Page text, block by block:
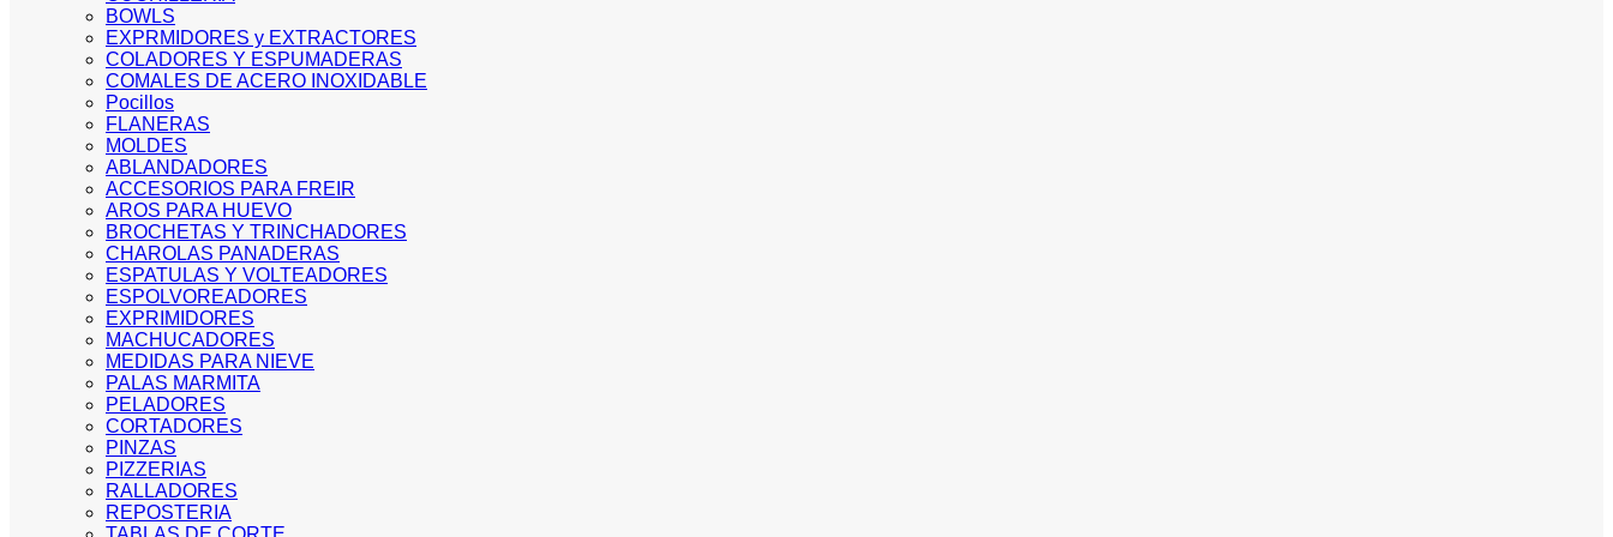
BOWLS
EXPRMIDORES y EXTRACTORES
COLADORES Y ESPUMADERAS
COMALES DE ACERO INOXIDABLE
Pocillos
FLANERAS
MOLDES
ABLANDADORES
ACCESORIOS PARA FREIR
AROS PARA HUEVO
BROCHETAS Y TRINCHADORES
CHAROLAS PANADERAS
ESPATULAS Y VOLTEADORES
ESPOLVOREADORES
EXPRIMIDORES
MACHUCADORES
MEDIDAS PARA NIEVE
PALAS MARMITA
PELADORES
CORTADORES
PINZAS
PIZZERIAS
RALLADORES
REPOSTERIA